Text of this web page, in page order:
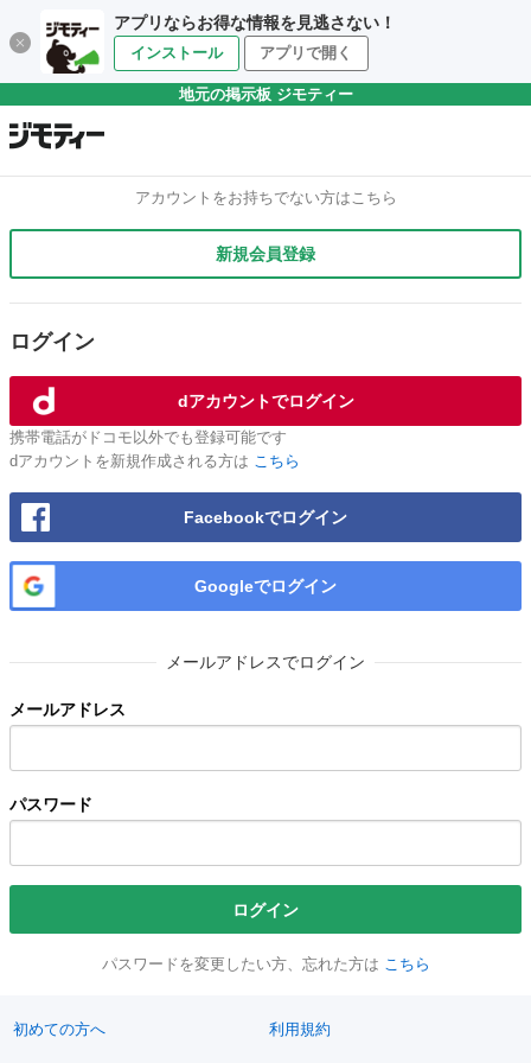
アプリならお得な情報を見逃さない！
インストール アプリで開く
地元の掲示板 ジモティー
アカウントをお持ちでない方はこちら
新規会員登録
ログイン
dアカウントでログイン
携帯電話がドコモ以外でも登録可能です
dアカウントを新規作成される方は こちら
Facebookでログイン
Googleでログイン
メールアドレスでログイン
メールアドレス
パスワード
ログイン
パスワードを変更したい方、忘れた方は こちら
初めての方へ 利用規約